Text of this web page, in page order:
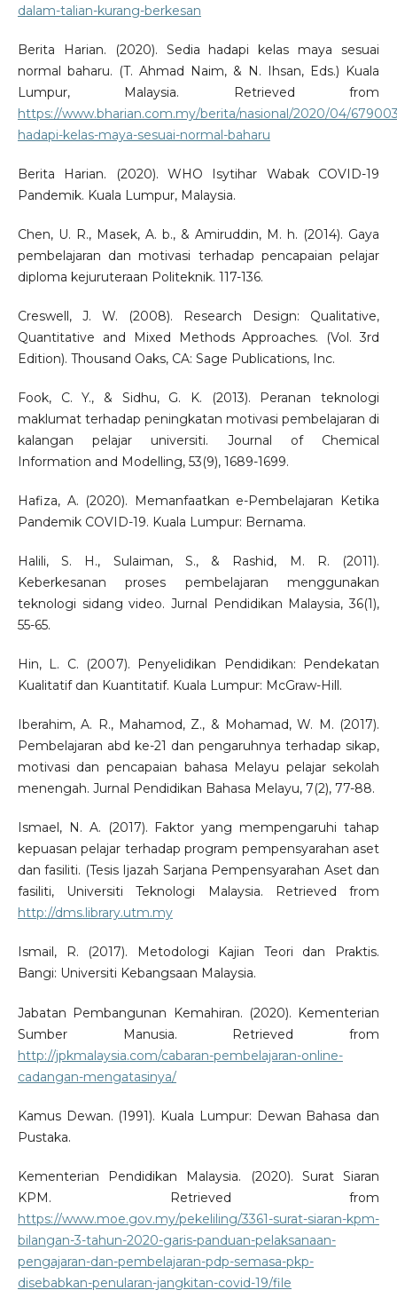
dalam-talian-kurang-berkesan
Berita Harian. (2020). Sedia hadapi kelas maya sesuai
normal baharu. (T. Ahmad Naim, & N. Ihsan, Eds.) Kuala
Lumpur, Malaysia. Retrieved from
https://www.bharian.com.my/berita/nasional/2020/04/
hadapi-kelas-maya-sesuai-normal-baharu
Berita Harian. (2020). WHO Isytihar Wabak COVID-19
Pandemik. Kuala Lumpur, Malaysia.
Chen, U. R., Masek, A. b., & Amiruddin, M. h. (2014). Gaya
pembelajaran dan motivasi terhadap pencapaian pelajar
diploma kejuruteraan Politeknik. 117-136.
Creswell, J. W. (2008). Research Design: Qualitative,
Quantitative and Mixed Methods Approaches. (Vol. 3rd
Edition). Thousand Oaks, CA: Sage Publications, Inc.
Fook, C. Y., & Sidhu, G. K. (2013). Peranan teknologi
maklumat terhadap peningkatan motivasi pembelajaran di
kalangan pelajar universiti. Journal of Chemical
Information and Modelling, 53(9), 1689-1699.
Hafiza, A. (2020). Memanfaatkan e-Pembelajaran Ketika
Pandemik COVID-19. Kuala Lumpur: Bernama.
Halili, S. H., Sulaiman, S., & Rashid, M. R. (2011).
Keberkesanan proses pembelajaran menggunakan
teknologi sidang video. Jurnal Pendidikan Malaysia, 36(1),
55-65.
Hin, L. C. (2007). Penyelidikan Pendidikan: Pendekatan
Kualitatif dan Kuantitatif. Kuala Lumpur: McGraw-Hill.
Iberahim, A. R., Mahamod, Z., & Mohamad, W. M. (2017).
Pembelajaran abd ke-21 dan pengaruhnya terhadap sikap,
motivasi dan pencapaian bahasa Melayu pelajar sekolah
menengah. Jurnal Pendidikan Bahasa Melayu, 7(2), 77-88.
Ismael, N. A. (2017). Faktor yang mempengaruhi tahap
kepuasan pelajar terhadap program pempensyarahan aset
dan fasiliti. (Tesis Ijazah Sarjana Pempensyarahan Aset dan
fasiliti, Universiti Teknologi Malaysia. Retrieved from
http://dms.library.utm.my
Ismail, R. (2017). Metodologi Kajian Teori dan Praktis.
Bangi: Universiti Kebangsaan Malaysia.
Jabatan Pembangunan Kemahiran. (2020). Kementerian
Sumber Manusia. Retrieved from
http://jpkmalaysia.com/cabaran-pembelajaran-online-
cadangan-mengatasinya/
Kamus Dewan. (1991). Kuala Lumpur: Dewan Bahasa dan
Pustaka.
Kementerian Pendidikan Malaysia. (2020). Surat Siaran
KPM. Retrieved from
https://www.moe.gov.my/pekeliling/3361-surat-siaran-kpm-
bilangan-3-tahun-2020-garis-panduan-pelaksanaan-
pengajaran-dan-pembelajaran-pdp-semasa-pkp-
disebabkan-penularan-jangkitan-covid-19/file